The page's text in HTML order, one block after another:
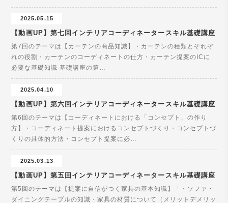
2025.05.15
【動画UP】第七回インテリアコーディネータースキル基礎講座
第7回のテーマは【カーテンの商品知識】・カーテンの種類とそれぞ
れの役割・カーテンのコーディネートの仕方・カーテン提案のICに
必要な基礎知識 基礎講座の第…
2025.04.10
【動画UP】第六回インテリアコーディネータースキル基礎講座
第6回のテーマは【コーディネートにおける「コンセプト」の作り
方】・コーディネート提案におけるコンセプトづくり・コンセプトづ
くりの具体的方法・コンセプト提案に必…
2025.03.13
【動画UP】第五回インテリアコーディネータースキル基礎講座
第5回のテーマは【提案に自信がつく家具の基本知識】「・ソファ・
ダイニングテーブルの知識・家具の材質について（メリットデメリッ